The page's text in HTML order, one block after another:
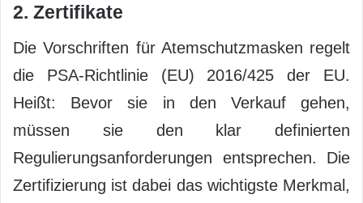
2. Zertifikate
Die Vorschriften für Atemschutzmasken regelt
die PSA-Richtlinie (EU) 2016/425 der EU.
Heißt: Bevor sie in den Verkauf gehen,
müssen sie den klar definierten
Regulierungsanforderungen entsprechen. Die
Zertifizierung ist dabei das wichtigste Merkmal,